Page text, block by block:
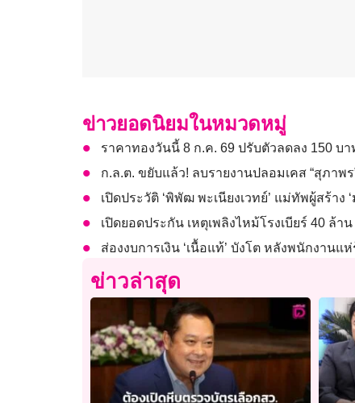
ข่าวยอดนิยมในหมวดหมู่
ราคาทองวันนี้ 8 ก.ค. 69 ปรับตัวลดลง 150 บา
ก.ล.ต. ขยับแล้ว! ลบรายงานปลอมเคส “สุภา
เปิดประวัติ ‘พิพัฒ พะเนียงเวทย์’ แม่ทัพผู้สร้าง ‘
เปิดยอดประกัน เหตุเพลิงไหม้โรงเบียร์ 40 ล้
ส่องงบการเงิน ‘เนื้อแท้’ บังโต หลังพนักงานแห่
ข่าวล่าสุด